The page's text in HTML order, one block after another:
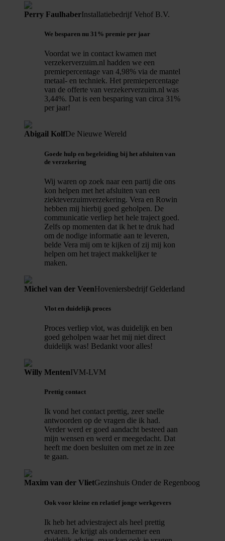
Perry FaulhaberInstallatiebedrijf Vehof B.V.
We besparen nu 31% premie per jaar
Voordat we in contact kwamen met
verzekerverzuim.nl hadden we een
premiepercentage van 4,98% via de mantel
metaal- en techniek. Het premiepercentage
van de offerte van verzekerverzuim.nl was
3,44%. Dat is een besparing van circa 31%
per jaar!
Abigail KolfDe Nieuwe Wereld
Goede hulp en begeleiding bij het afsluiten van
de verzekering
Wij waren op zoek naar een partij die ons
kon helpen met het afsluiten van een
ziekteverzuimverzekering. Vera en Rowin
hebben mij hierbij goed geholpen. De
communicatie verliep het hele traject goed.
Zelfs op momenten dat ik het te druk had
om de nodige informatie aan te leveren,
belde Vera mij om te kijken of zij mij kon
helpen om het traject makkelijker te
maken.
Michel van der VeenHoveniersbedrijf Gelderland
Vlot en duidelijk proces
Proces verliep vlot, was duidelijk en ben
goed geholpen waar het mij niet direct
duidelijk was! Bedankt voor alles!
Willy MentenIVM-LVM
Prettig contact
Ik vond het contact prettig, zeer snelle
antwoorden op de vragen die ik had.
Verder werd er goed aandacht besteed aan
mijn wensen en werd er meegedacht. Dat
heeft me doen besluiten om met ze in zee
te gaan.
Maxim van der VlietGezinshuis Onder de Regenboog
Ook voor kleine en relatief jonge werkgevers
Ik heb het adviestraject als heel prettig
ervaren. Je krijgt als ondernemer een